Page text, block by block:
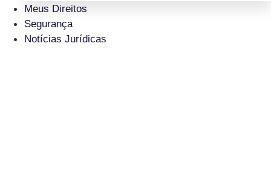
Meus Direitos
Segurança
Notícias Jurídicas